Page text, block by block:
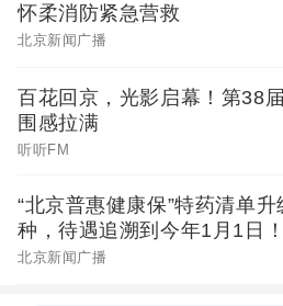
怀柔消防紧急营救
北京新闻广播
百花回京，光影启幕！第38
围感拉满
听听FM
“北京普惠健康保”特药清单
种，待遇追溯到今年1月1日！
北京新闻广播